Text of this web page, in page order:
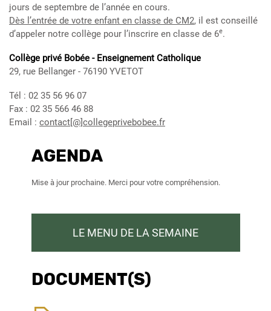
jours de septembre de l’année en cours.
Dès l’entrée de votre enfant en classe de CM2, il est conseillé
d’appeler notre collège pour l’inscrire en classe de 6e.
Collège privé Bobée - Enseignement Catholique
29, rue Bellanger - 76190 YVETOT
Tél : 02 35 56 96 07
Fax : 02 35 566 46 88
Email : contact[@]collegeprivebobee.fr
AGENDA
Mise à jour prochaine. Merci pour votre compréhension.
LE MENU DE LA SEMAINE
DOCUMENT(S)